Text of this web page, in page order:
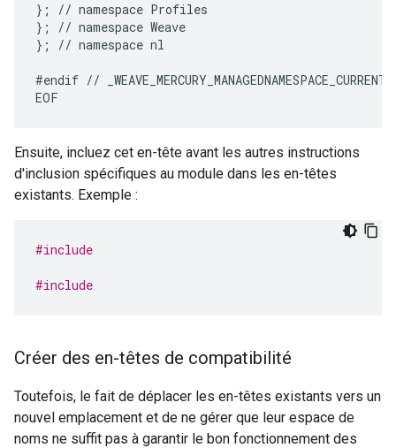
}; // namespace Profiles
};
// namespace Weave
};
// namespace nl
#endif //
EOF
Ensuite, incluez cet en-tête avant les autres instructions
d'inclusion spécifiques au module dans les en-têtes
existants. Exemple :
#include
#include
Créer des en-têtes de compatibilité
Toutefois, le fait de déplacer les en-têtes existants vers un
nouvel emplacement et de ne gérer que leur espace de
noms ne suffit pas à garantir le bon fonctionnement des